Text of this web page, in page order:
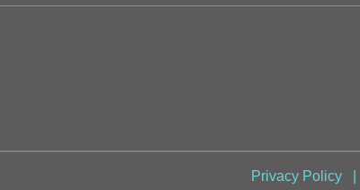
Privacy Policy|